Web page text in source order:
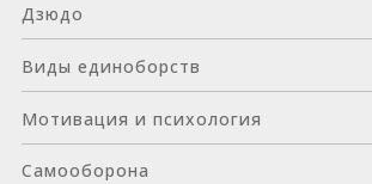
Дзюдо
Виды единоборств
Мотивация и психология
Самооборона